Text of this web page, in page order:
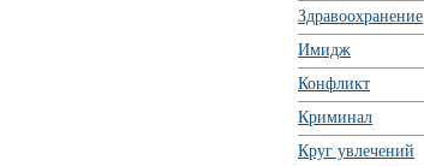
Здравоохранение
Имидж
Конфликт
Криминал
Круг увлечений